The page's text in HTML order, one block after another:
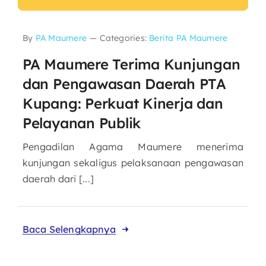
By PA Maumere — Categories: Berita PA Maumere
PA Maumere Terima Kunjungan
dan Pengawasan Daerah PTA
Kupang: Perkuat Kinerja dan
Pelayanan Publik
Pengadilan Agama Maumere menerima
kunjungan sekaligus pelaksanaan pengawasan
daerah dari [...]
Baca Selengkapnya